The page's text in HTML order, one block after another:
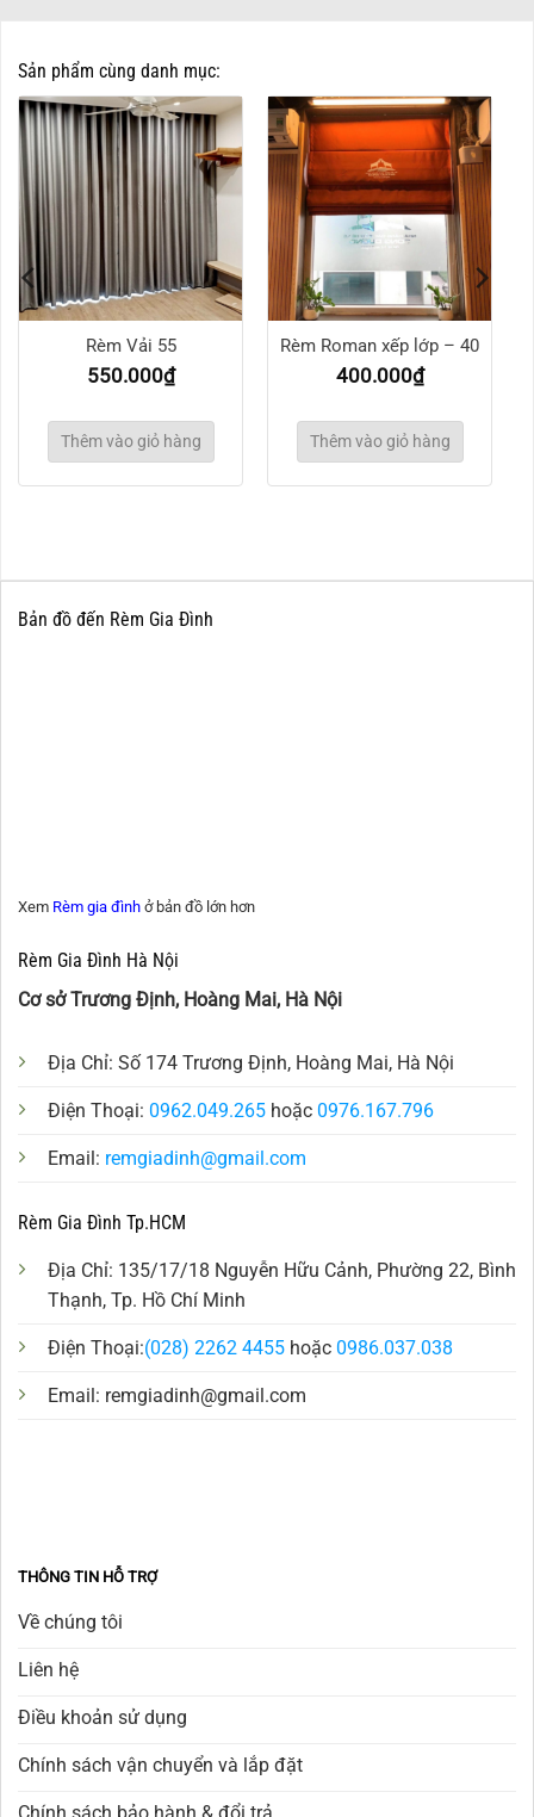
Sản phẩm cùng danh mục:
Rèm Vải 55
550.000₫
Thêm vào giỏ hàng
Rèm Roman xếp lớp – 40
400.000₫
Thêm vào giỏ hàng
Bản đồ đến Rèm Gia Đình
Xem Rèm gia đình ở bản đồ lớn hơn
Rèm Gia Đình Hà Nội
Cơ sở Trương Định, Hoàng Mai, Hà Nội
Địa Chỉ: Số 174 Trương Định, Hoàng Mai, Hà Nội
Điện Thoại: 0962.049.265 hoặc 0976.167.796
Email: remgiadinh@gmail.com
Rèm Gia Đình Tp.HCM
Địa Chỉ: 135/17/18 Nguyễn Hữu Cảnh, Phường 22, Bình
Thạnh, Tp. Hồ Chí Minh
Điện Thoại:(028) 2262 4455 hoặc 0986.037.038
Email: remgiadinh@gmail.com
THÔNG TIN HỖ TRỢ
Về chúng tôi
Liên hệ
Điều khoản sử dụng
Chính sách vận chuyển và lắp đặt